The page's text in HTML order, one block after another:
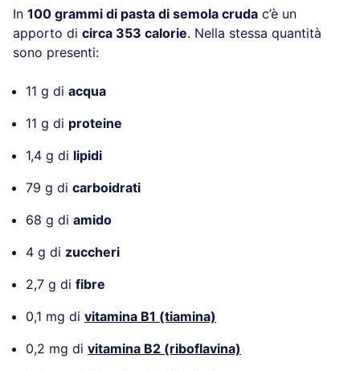
In 100 grammi di pasta di semola cruda c’è un
apporto di circa 353 calorie. Nella stessa quantità
sono presenti:
11 g di acqua
11 g di proteine
1,4 g di lipidi
79 g di carboidrati
68 g di amido
4 g di zuccheri
2,7 g di fibre
0,1 mg di vitamina B1 (tiamina)
0,2 mg di vitamina B2 (riboflavina)